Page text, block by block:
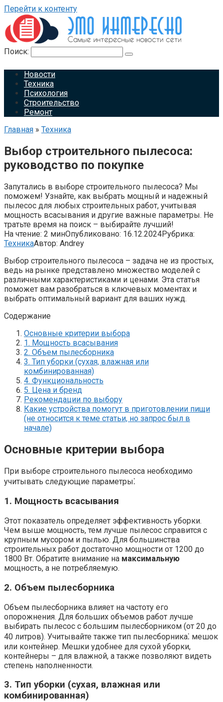
Перейти к контенту
Поиск:
Новости
Техника
Психология
Строительство
Ремонт
Главная » Техника
Выбор строительного пылесоса:
руководство по покупке
Запутались в выборе строительного пылесоса? Мы
поможем! Узнайте, как выбрать мощный и надежный
пылесос для любых строительных работ, учитывая
мощность всасывания и другие важные параметры. Не
тратьте время на поиск – выбирайте лучший!
На чтение: 2 минОпубликовано: 16.12.2024Рубрика:
ТехникаАвтор: Andrey
Выбор строительного пылесоса – задача не из простых,
ведь на рынке представлено множество моделей с
различными характеристиками и ценами. Эта статья
поможет вам разобраться в ключевых моментах и
выбрать оптимальный вариант для ваших нужд.
Содержание
Основные критерии выбора
1. Мощность всасывания
2. Объем пылесборника
3. Тип уборки (сухая, влажная или
комбинированная)
4. Функциональность
5. Цена и бренд
Рекомендации по выбору
Какие устройства помогут в приготовлении пищи
(не относится к теме статьи, но запрос был в
начале)
Основные критерии выбора
При выборе строительного пылесоса необходимо
учитывать следующие параметры⁚
1. Мощность всасывания
Этот показатель определяет эффективность уборки.
Чем выше мощность, тем лучше пылесос справится с
крупным мусором и пылью. Для большинства
строительных работ достаточно мощности от 1200 до
1800 Вт. Обратите внимание на максимальную
мощность, а не потребляемую.
2. Объем пылесборника
Объем пылесборника влияет на частоту его
опорожнения. Для больших объемов работ лучше
выбирать пылесос с большим пылесборником (от 20 до
40 литров). Учитывайте также тип пылесборника⁚ мешок
или контейнер. Мешки удобнее для сухой уборки,
контейнеры – для влажной, а также позволяют видеть
степень наполненности.
3. Тип уборки (сухая, влажная или
комбинированная)